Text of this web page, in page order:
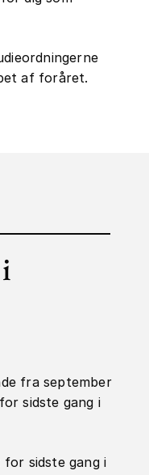
af foråret.
fra september
sidste gang i
sidste gang i